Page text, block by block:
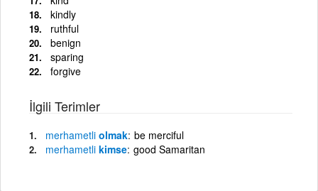
kindly
ruthful
benign
sparing
forgive
İlgili Terimler
merhametli olmak be merciful
merhametli kimse good Samaritan